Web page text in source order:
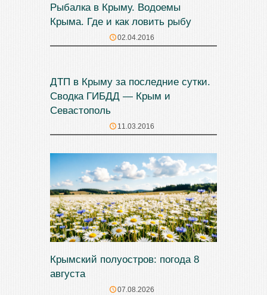
Рыбалка в Крыму. Водоемы
Крыма. Где и как ловить рыбу
02.04.2016
ДТП в Крыму за последние сутки.
Сводка ГИБДД — Крым и
Севастополь
11.03.2016
Крымский полуостров: погода 8
августа
07.08.2026